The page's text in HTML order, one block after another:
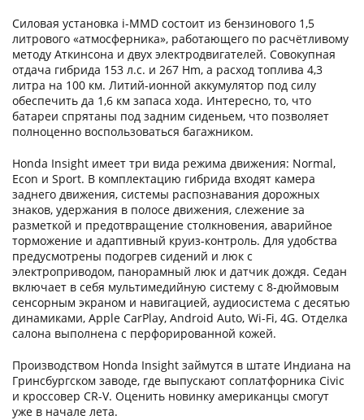
Силовая установка i-MMD состоит из бензинового 1,5
литрового «атмосферника», работающего по расчётливому
методу Аткинсона и двух электродвигателей. Совокупная
отдача гибрида 153 л.с. и 267 Hm, а расход топлива 4,3
литра на 100 км. Литий-ионной аккумулятор под силу
обеспечить да 1,6 км запаса хода. Интересно, то, что
батареи спрятаны под задним сиденьем, что позволяет
полноценно воспользоваться багажником.
Honda Insight имеет три вида режима движения: Normal,
Econ и Sport. В комплектацию гибрида входят камера
заднего движения, системы распознавания дорожных
знаков, удержания в полосе движения, слежение за
разметкой и предотвращение столкновения, аварийное
торможение и адаптивный круиз-контроль. Для удобства
предусмотрены подогрев сидений и люк с
электроприводом, панорамный люк и датчик дождя. Седан
включает в себя мультимедийную систему с 8-дюймовым
сенсорным экраном и навигацией, аудиосистема с десятью
динамиками, Apple CarPlay, Android Auto, Wi-Fi, 4G. Отделка
салона выполнена с перфорированной кожей.
Производством Honda Insight займутся в штате Индиана на
Гринсбургском заводе, где выпускают соплатфорника Civic
и кроссовер CR-V. Оценить новинку американцы смогут
уже в начале лета.